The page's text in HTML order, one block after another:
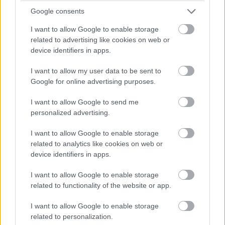
Google consents
I want to allow Google to enable storage
related to advertising like cookies on web or
device identifiers in apps.
I want to allow my user data to be sent to
Google for online advertising purposes.
I want to allow Google to send me
personalized advertising.
I want to allow Google to enable storage
related to analytics like cookies on web or
device identifiers in apps.
I want to allow Google to enable storage
related to functionality of the website or app.
I want to allow Google to enable storage
related to personalization.
Az automatikus lejátszás tiltása bár a szülők számára
előnyös, hiszen a gyerekek kevesebb időt töltenek majd a
képernyő előtt (valószínűleg), de a tartalomgyártók
csökkenő megtekintésszámokkal szembesülhetnek.
Egyelőre nincs rá garancia, hogy minden a jelenleg várt
módon történik, és azt sem tudni, hogy a hatóságok
Pulzusméréssel segíti a biztonságos mozgást az új
balatoni kardioösvény (X)
4 és egy 8 km-es egészségügyi tanösvény nyílt
#youtube #amerika